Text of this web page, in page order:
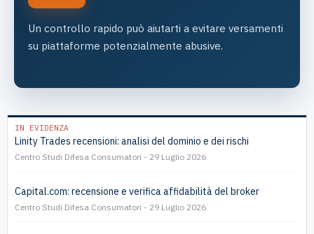
Un controllo rapido può aiutarti a evitare versamenti
su piattaforme potenzialmente abusive.
IN EVIDENZA
Linity Trades recensioni: analisi del dominio e dei rischi
Centro Studi Difesa Consumatori 29 Luglio 2026
Capital.com: recensione e verifica affidabilità del broker
Centro Studi Difesa Consumatori 29 Luglio 2026